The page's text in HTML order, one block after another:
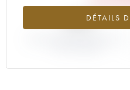
DÉTAILS
-38%